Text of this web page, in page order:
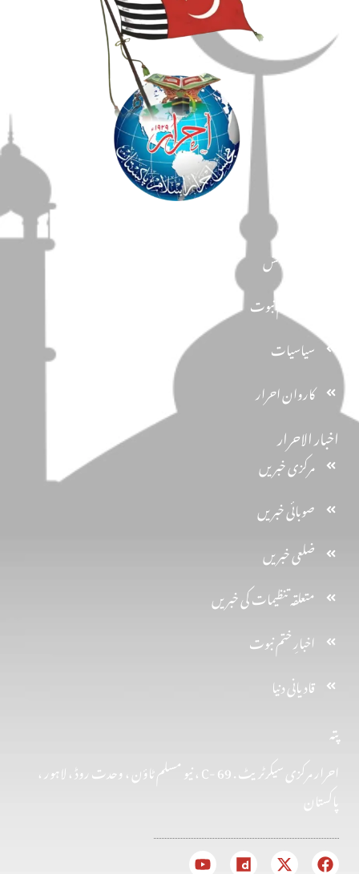
پتہ
احرار مرکزی سیکرٹریٹ . 69 -C ، نیو مسلم ٹاؤن ، وحدت روڈ ، لاہور ،
پاکستان
اخبار الاحرار
مرکزی خبریں
صوبائی خبریں
ضلعی خبریں
متعلقہ تنظیمات کی خبریں
اخبارِ ختم نبوت
قادیانی دنیا
دین و دانش
تحفظ ختم نبوت
سیاسیات
کاروان احرار